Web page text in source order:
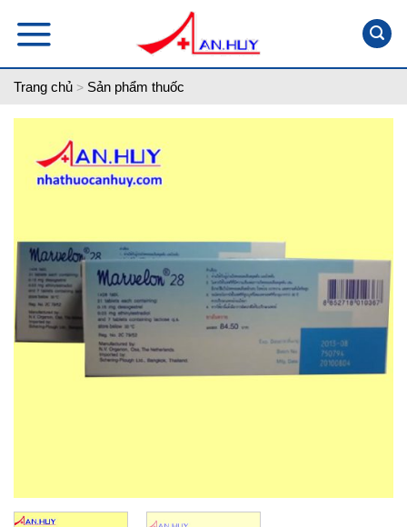
Trang chủ > Sản phẩm thuốc